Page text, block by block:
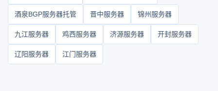
酒泉BGP服务器托管 晋中服务器 锦州服务器
九江服务器 鸡西服务器 济源服务器 开封服务器
辽阳服务器 江门服务器